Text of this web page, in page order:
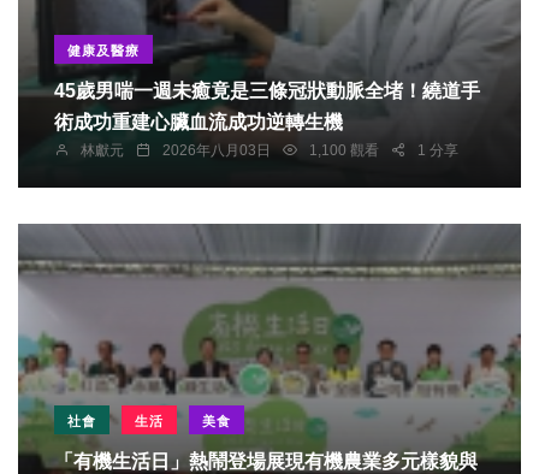
健康及醫療
45歲男喘一週未癒竟是三條冠狀動脈全堵！繞道手
術成功重建心臟血流成功逆轉生機
林獻元 2026年八月03日 1,100 觀看 1 分享
社會 生活 美食
「有機生活日」熱鬧登場展現有機農業多元樣貌與